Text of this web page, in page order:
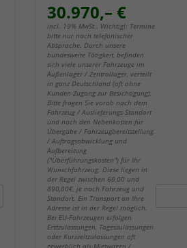
30.970,– €
incl. 19% MwSt.. Wichtig!: Termine
bitte nur nach telefonischer
Absprache. Durch unsere
bundesweite Tätigkeit, befinden
sich viele unserer Fahrzeuge im
Außenlager / Zentrallager, verteilt
in ganz Deutschland (oft ohne
Kunden-Zugang zur Besichtigung).
Bitte fragen Sie vorab nach dem
Fahrzeug / Auslieferungs-Standort
und nach den Nebenkosten für
Übergabe / Fahrzeugbereitstellung
/ Auftragsabwicklung und
Aufbereitung
("Überführungskosten") für Ihr
Wunschfahrzeug. Diese liegen in
der Regel zwischen 60,00 und
890,00€, je nach Fahrzeug und
Standort. Ein Transport an Ihre
Adresse ist in der Regel möglich.
Bei EU-Fahrzeugen erfolgen
Erstzulassungen, Tageszulassungen
oder Kurzzeitzulassungen oft
gewerblich als Mietwagen /